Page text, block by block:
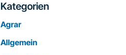
Kategorien
Agrar
Allgemein